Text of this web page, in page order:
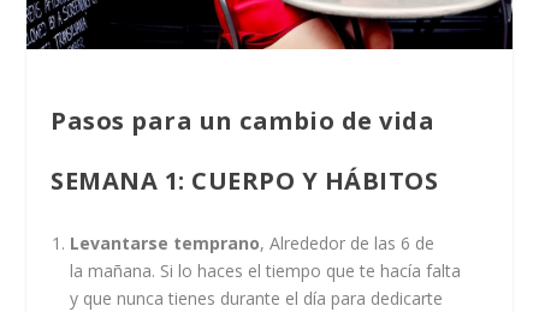
Pasos para un cambio de vida
SEMANA 1: CUERPO Y HÁBITOS
Levantarse temprano, Alrededor de las 6 de
la mañana. Si lo haces el tiempo que te hacía falta
y que nunca tienes durante el día para dedicarte